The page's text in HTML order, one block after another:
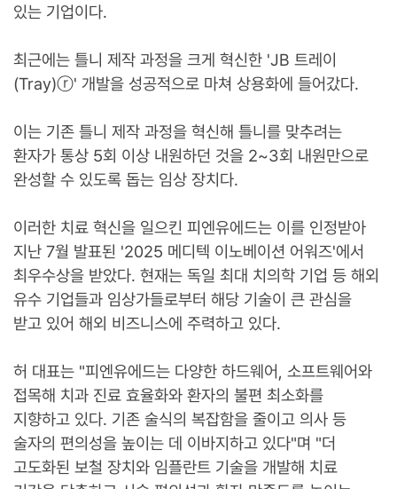
있는 기업이다.
최근에는 틀니 제작 과정을 크게 혁신한 'JB 트레이
(Tray)ⓡ' 개발을 성공적으로 마쳐 상용화에 들어갔다.
이는 기존 틀니 제작 과정을 혁신해 틀니를 맞추려는
환자가 통상 5회 이상 내원하던 것을 2~3회 내원만으로
완성할 수 있도록 돕는 임상 장치다.
이러한 치료 혁신을 일으킨 피엔유에드는 이를 인정받아
지난 7월 발표된 '2025 메디텍 이노베이션 어워즈'에서
최우수상을 받았다. 현재는 독일 최대 치의학 기업 등 해외
유수 기업들과 임상가들로부터 해당 기술이 큰 관심을
받고 있어 해외 비즈니스에 주력하고 있다.
허 대표는 "피엔유에드는 다양한 하드웨어, 소프트웨어와
접목해 치과 진료 효율화와 환자의 불편 최소화를
지향하고 있다. 기존 술식의 복잡함을 줄이고 의사 등
술자의 편의성을 높이는 데 이바지하고 있다"며 "더
고도화된 보철 장치와 임플란트 기술을 개발해 치료